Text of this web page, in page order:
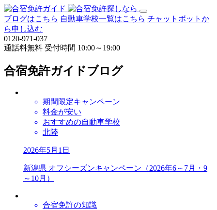
ブログはこちら 自動車学校一覧はこちら チャットボットか
ら申し込む
0120-971-037
通話料無料 受付時間 10:00～19:00
合宿免許ガイドブログ
期間限定キャンペーン
料金が安い
おすすめの自動車学校
北陸
2026年5月1日
新潟県 オフシーズンキャンペーン（2026年6～7月・9
～10月）
合宿免許の知識